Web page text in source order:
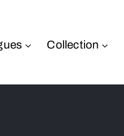
Collection